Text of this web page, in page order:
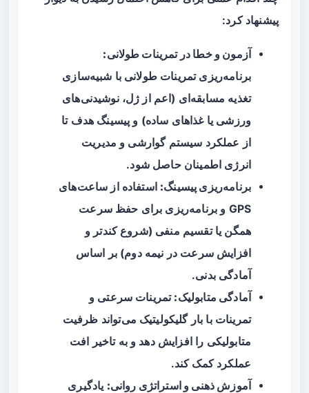
پیشنهاد کرد:
آزمون و خطا در تمرینات طولانی:
برنامه‌ریزی تمرینات طولانی با شبیه‌سازی
تغذیه مسابقه‌ای (اعم از ژل، نوشیدنی‌های
ورزشی یا غذاهای ساده) و پیسینگ هدف تا
از عملکرد سیستم گوارشی و مدیریت
انرژی اطمینان حاصل شود.
برنامه‌ریزی پیسینگ: استفاده از ساعت‌های
GPS و برنامه‌ریزی برای حفظ سرعت
همگن یا تقسیم منفی (شروع کندتر و
افزایش سرعت در نیمه دوم) بر اساس
آمادگی بدنی.
آمادگی متابولیک: تمرینات سرعتی و
تمرینات با بار گلیکولیتیک می‌تواند ظرفیت
متابولیکی را افزایش دهد و به تاخیر افت
عملکرد کمک کند.
آموزش ذهنی و استراتژی روانی: یادگیری